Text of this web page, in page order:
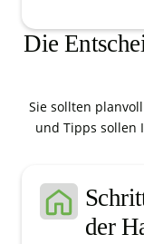
Die
Sie sollten
und Tipps sollen
der